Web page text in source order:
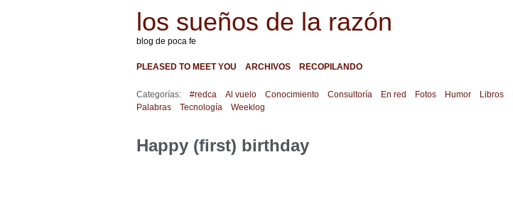
los sueños de la razón
blog de poca fe
PLEASED TO MEET YOU ARCHIVOS RECOPILANDO
Categorías: #redca Al vuelo Conocimiento Consultoría En red Fotos Humor Libros
Palabras
Tecnología Weeklog
Happy (first) birthday